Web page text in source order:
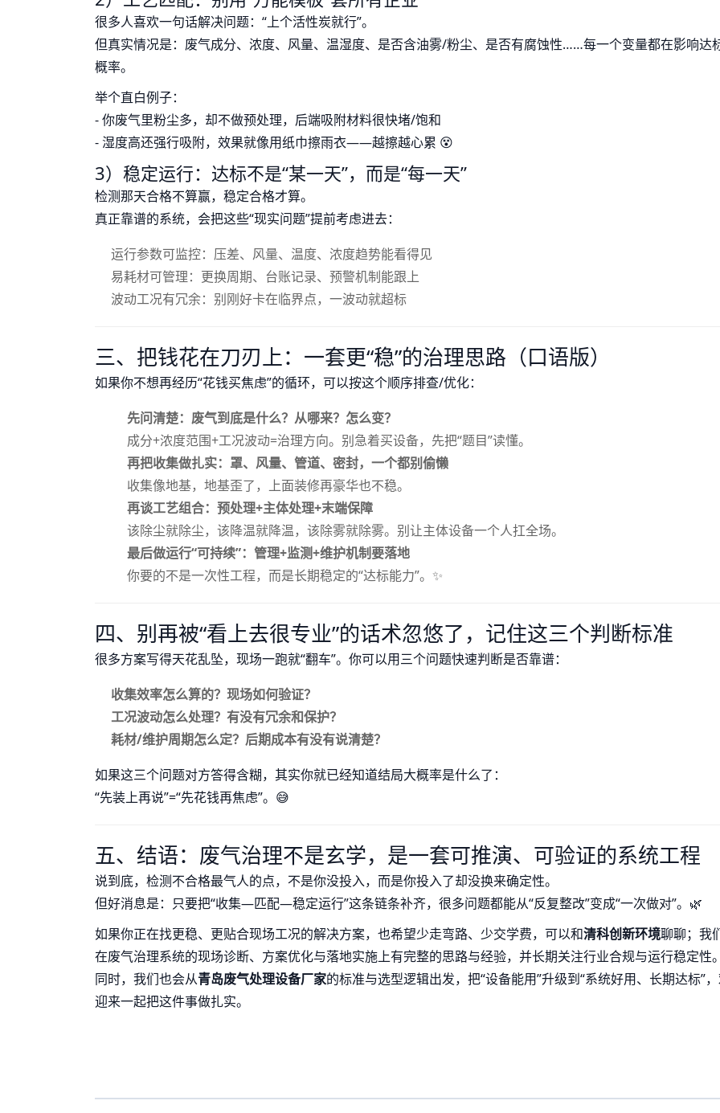
很多人喜欢一句话解决问题：“上个活性炭就行”。
但真实情况是：废气成分、浓度、风量、温湿度、是否含油雾/粉尘、是否有腐蚀性……每一个变量都在影响达
概率。
举个直白例子：
- 你废气里粉尘多，却不做预处理，后端吸附材料很快堵/饱和
- 湿度高还强行吸附，效果就像用纸巾擦雨衣——越擦越心累 😵
3）稳定运行：达标不是“某一天”，而是“每一天”
检测那天合格不算赢，稳定合格才算。
真正靠谱的系统，会把这些“现实问题”提前考虑进去：
运行参数可监控：压差、风量、温度、浓度趋势能看得见
易耗材可管理：更换周期、台账记录、预警机制能跟上
波动工况有冗余：别刚好卡在临界点，一波动就超标
三、把钱花在刀刃上：一套更“稳”的治理思路（口语版）
如果你不想再经历“花钱买焦虑”的循环，可以按这个顺序排查/优化：
先问清楚：废气到底是什么？从哪来？怎么变？
成分+浓度范围+工况波动=治理方向。别急着买设备，先把“题目”读懂。
再把收集做扎实：罩、风量、管道、密封，一个都别偷懒
收集像地基，地基歪了，上面装修再豪华也不稳。
再谈工艺组合：预处理+主体处理+末端保障
该除尘就除尘，该降温就降温，该除雾就除雾。别让主体设备一个人扛全场。
最后做运行“可持续”：管理+监测+维护机制要落地
你要的不是一次性工程，而是长期稳定的“达标能力”。✨
四、别再被“看上去很专业”的话术忽悠了，记住这三个判断标准
很多方案写得天花乱坠，现场一跑就“翻车”。你可以用三个问题快速判断是否靠谱：
收集效率怎么算的？现场如何验证？
工况波动怎么处理？有没有冗余和保护？
耗材/维护周期怎么定？后期成本有没有说清楚？
如果这三个问题对方答得含糊，其实你就已经知道结局大概率是什么了：
“先装上再说”=“先花钱再焦虑”。😅
五、结语：废气治理不是玄学，是一套可推演、可验证的系统工程
说到底，检测不合格最气人的点，不是你没投入，而是你投入了却没换来确定性。
但好消息是：只要把“收集—匹配—稳定运行”这条链条补齐，很多问题都能从“反复整改”变成“一次做对”。🌿
如果你正在找更稳、更贴合现场工况的解决方案，也希望少走弯路、少交学费，可以和清科创新环境聊聊；我
在废气治理系统的现场诊断、方案优化与落地实施上有完整的思路与经验，并长期关注行业合规与运行稳定性
同时，我们也会从青岛废气处理设备厂家的标准与选型逻辑出发，把“设备能用”升级到“系统好用、长期达标”
迎来一起把这件事做扎实。